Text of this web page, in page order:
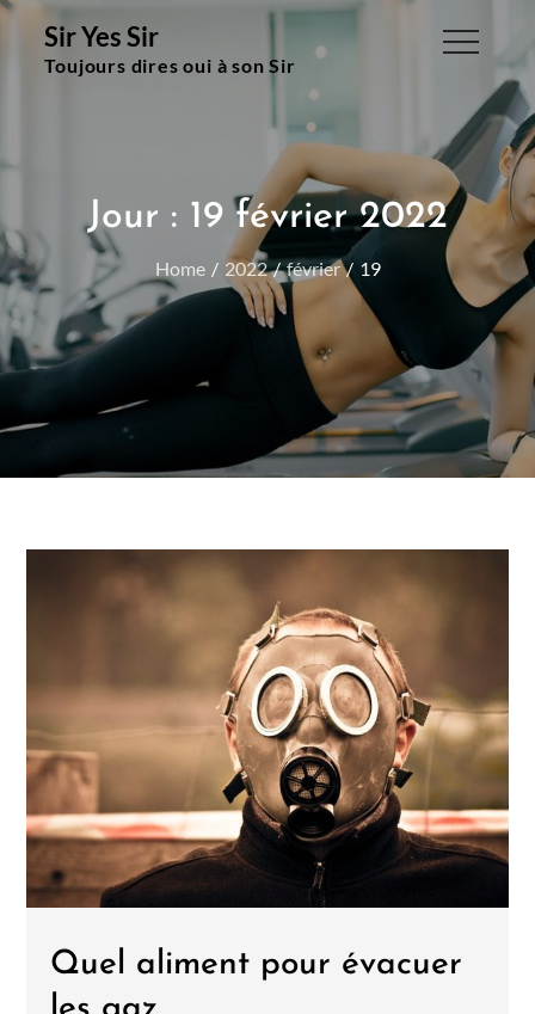
Skip
Sir Yes Sir
Toujours dires oui à son Sir
Jour : 19 février 2022
Home 2022 février 19
Quel aliment pour évacuer